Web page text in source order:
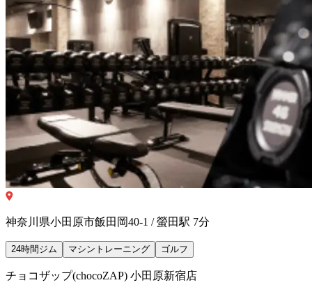
神奈川県小田原市飯田岡40-1 / 螢田駅 7分
24時間ジム マシントレーニング ゴルフ
チョコザップ(chocoZAP) 小田原新宿店